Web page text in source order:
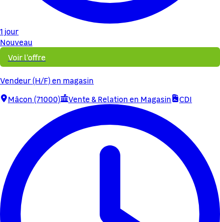
1 jour
Nouveau
Voir l'offre
Vendeur (H/F) en magasin
Mâcon (71000)
Vente & Relation en Magasin CDI